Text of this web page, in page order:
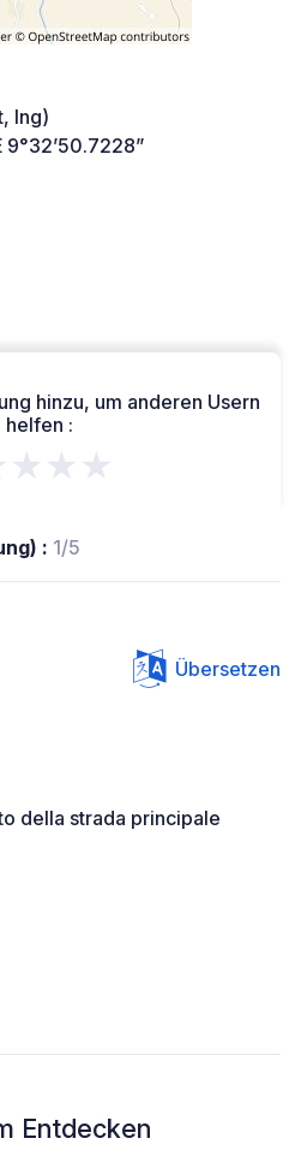
lng)
9°32’50.7228”
hinzu, um anderen Usern
helfen :
: 1/5
Übersetzen
della strada principale
Entdecken